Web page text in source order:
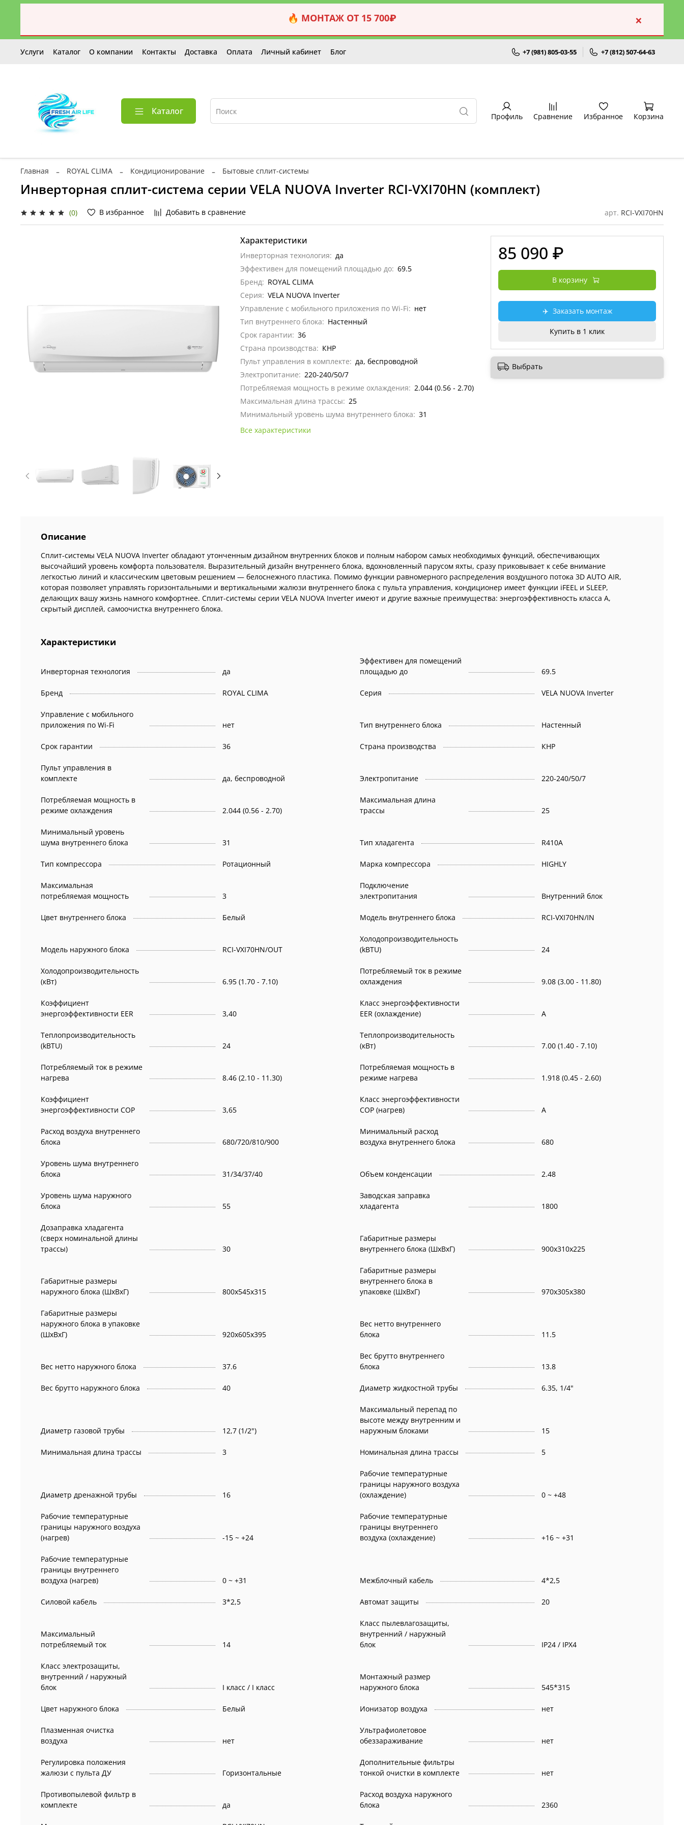
🔥 МОНТАЖ ОТ 15 700₽ ×
Услуги Каталог О компании Контакты Доставка Оплата Личный кабинет Блог +7 (981) 805-03-55 +7 (812) 507-64-63
Каталог Профиль Сравнение Избранное Корзина
Главная ROYAL CLIMA Кондиционирование Бытовые сплит-системы
Инверторная сплит-система серии VELA NUOVA Inverter RCI-VXI70HN (комплект)
(0) В избранное Добавить в сравнение арт. RCI-VXI70HN
Характеристики
Инверторная технология: да
Эффективен для помещений площадью до: 69.5
Бренд: ROYAL CLIMA
Серия: VELA NUOVA Inverter
Управление c мобильного приложения по Wi-Fi: нет
Тип внутреннего блока: Настенный
Срок гарантии: 36
Страна производства: КНР
Пульт управления в комплекте: да, беспроводной
Электропитание: 220-240/50/7
Потребляемая мощность в режиме охлаждения: 2.044 (0.56 - 2.70)
Максимальная длина трассы: 25
Минимальный уровень шума внутреннего блока: 31
Все характеристики
85 090 ₽
В корзину
✈️ Заказать монтаж
Купить в 1 клик
Выбрать
Описание
Сплит-системы VELA NUOVA Inverter обладают утонченным дизайном внутренних блоков и полным набором самых необходимых функций, обеспечивающих
высочайший уровень комфорта пользователя. Выразительный дизайн внутреннего блока, вдохновленный парусом яхты, сразу приковывает к себе внимание
легкостью линий и классическим цветовым решением — белоснежного пластика. Помимо функции равномерного распределения воздушного потока 3D AUTO AIR,
которая позволяет управлять горизонтальными и вертикальными жалюзи внутреннего блока с пульта управления, кондиционер имеет функции iFEEL и SLEEP,
делающих вашу жизнь намного комфортнее. Сплит-системы серии VELA NUOVA Inverter имеют и другие важные преимущества: энергоэффективность класса А,
скрытый дисплей, самоочистка внутреннего блока.
Характеристики
Инверторная технология да
Эффективен для помещений
площадью до
69.5
Бренд ROYAL CLIMA Серия VELA NUOVA Inverter
Управление c мобильного
приложения по Wi-Fi
нет Тип внутреннего блока Настенный
Срок гарантии 36 Страна производства КНР
Пульт управления в
комплекте
да, беспроводной Электропитание 220-240/50/7
Потребляемая мощность в
режиме охлаждения
2.044 (0.56 - 2.70)
Максимальная длина
трассы
25
Минимальный уровень
шума внутреннего блока
31 Тип хладагента R410A
Тип компрессора Ротационный Марка компрессора HIGHLY
Максимальная
потребляемая мощность
3
Подключение
электропитания
Внутренний блок
Цвет внутреннего блока Белый Модель внутреннего блока RCI-VXI70HN/IN
Модель наружного блока RCI-VXI70HN/OUT
Холодопроизводительность
(kBTU)
24
Холодопроизводительность
(кВт)
6.95 (1.70 - 7.10)
Потребляемый ток в режиме
охлаждения
9.08 (3.00 - 11.80)
Коэффициент
энергоэффективности EER
3,40
Класс энергоэффективности
EER (охлаждение)
A
Теплопроизводительность
(kBTU)
24
Теплопроизводительность
(кВт)
7.00 (1.40 - 7.10)
Потребляемый ток в режиме
нагрева
8.46 (2.10 - 11.30)
Потребляемая мощность в
режиме нагрева
1.918 (0.45 - 2.60)
Коэффициент
энергоэффективности COP
3,65
Класс энергоэффективности
COP (нагрев)
A
Расход воздуха внутреннего
блока
680/720/810/900
Минимальный расход
воздуха внутреннего блока
680
Уровень шума внутреннего
блока
31/34/37/40 Объем конденсации 2.48
Уровень шума наружного
блока
55
Заводская заправка
хладагента
1800
Дозаправка хладагента
(сверх номинальной длины
трассы)
30
Габаритные размеры
внутреннего блока (ШxВxГ)
900x310x225
Габаритные размеры
наружного блока (ШxВxГ)
800x545x315
Габаритные размеры
внутреннего блока в
упаковке (ШxВxГ)
970x305x380
Габаритные размеры
наружного блока в упаковке
(ШxВxГ)
920x605x395
Вес нетто внутреннего
блока
11.5
Вес нетто наружного блока 37.6
Вес брутто внутреннего
блока
13.8
Вес брутто наружного блока 40 Диаметр жидкостной трубы 6.35, 1/4"
Диаметр газовой трубы 12,7 (1/2")
Максимальный перепад по
высоте между внутренним и
наружным блоками
15
Минимальная длина трассы 3 Номинальная длина трассы 5
Диаметр дренажной трубы 16
Рабочие температурные
границы наружного воздуха
(охлаждение)
0 ~ +48
Рабочие температурные
границы наружного воздуха
(нагрев)
-15 ~ +24
Рабочие температурные
границы внутреннего
воздуха (охлаждение)
+16 ~ +31
Рабочие температурные
границы внутреннего
воздуха (нагрев)
0 ~ +31 Межблочный кабель 4*2,5
Силовой кабель 3*2,5 Автомат защиты 20
Максимальный
потребляемый ток
14
Класс пылевлагозащиты,
внутренний / наружный
блок
IP24 / IPX4
Класс электрозащиты,
внутренний / наружный
блок
I класс / I класс
Монтажный размер
наружного блока
545*315
Цвет наружного блока Белый Ионизатор воздуха нет
Плазменная очистка
воздуха
нет
Ультрафиолетовое
обеззараживание
нет
Регулировка положения
жалюзи с пульта ДУ
Горизонтальные
Дополнительные фильтры
тонкой очистки в комплекте
нет
Противопылевой фильтр в
комплекте
да
Расход воздуха наружного
блока
2360